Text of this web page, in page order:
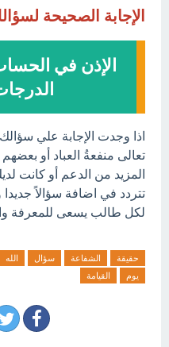
الإجابة الصحيحة
الإذن في
اذا وجدت الإجابة علي
تعالى منفعةُ العباد أو
المزيد من الدعم أو كانت
تتردد في اضافة سؤالاً جديدا
لكل طالب يسعى للمعرفة
حقيقة الشفاعة سؤال الله
يوم
القيامة